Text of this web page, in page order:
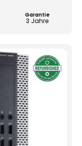
Garantie
3 Jahre